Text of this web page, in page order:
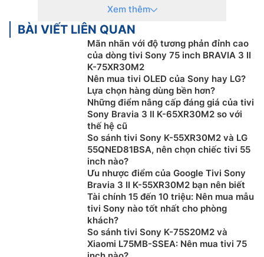
, Sony luôn mang đến cho người dùng những
sản phẩm tivi thông minh với chất lượng tốt nhất.
Đến ngày nay, Sony đã đạt được những thành công
nhất định. Hãng luôn thể hiện được chất riêng một
cách mạnh mẽ và ấn tượng. Điển hình cho điều này là
tivi OLEDvới màn hình siêu mỏng, thiết kế
tinh tế và hiện đại.
Tivi Sony 65 inch thường được sản
xuất tại Malaysia, cùng chế độ bảo hành chính hãng
24 tháng cho toàn bộ sản phẩm và 12 tháng cho điều
2. Đặc điểm nổi bật củaTivi Sony 65 inch
Chất lượng hình ảnh vượt trội:Một trong những ưu
điểm lớn nhất củativi Sony
ảnh xuất sắc. Công nghệ hình ảnh 4K HDR của Sony
giúp tái tạo màu sắc chân thực và độ tương phản đỉnh
Xem thêm
BÀI VIẾT LIÊN QUAN
Mãn nhãn với độ tương phản đỉnh cao
của dòng tivi Sony 75 inch BRAVIA 3 II
K-75XR30M2
Nên mua tivi OLED của Sony hay LG?
Lựa chọn hàng dùng bền hơn?
Những điểm nâng cấp đáng giá của tivi
Sony Bravia 3 II K-65XR30M2 so với
thế hệ cũ
So sánh tivi Sony K-55XR30M2 và LG
55QNED81BSA, nên chọn chiếc tivi 55
inch nào?
Ưu nhược điểm của Google Tivi Sony
Bravia 3 II K-55XR30M2 bạn nên biết
Tài chính 15 đến 10 triệu: Nên mua mẫu
tivi Sony nào tốt nhất cho phòng
khách?
So sánh tivi Sony K-75S20M2 và
Xiaomi L75MB-SSEA: Nên mua tivi 75